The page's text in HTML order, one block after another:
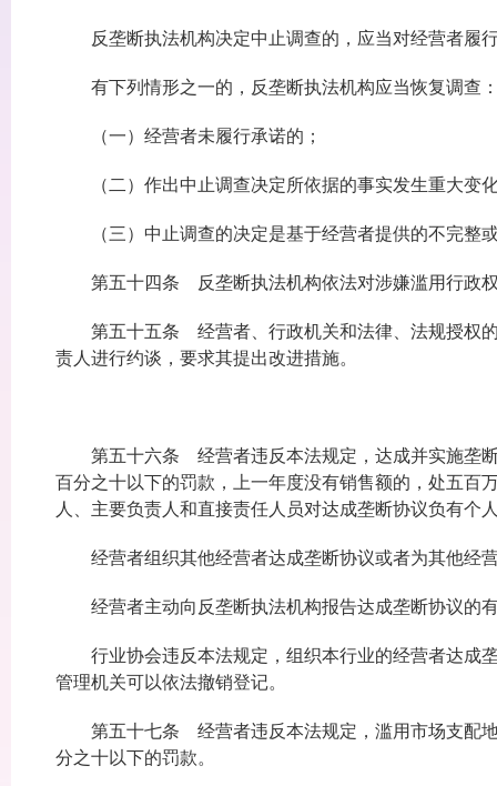
反垄断执法机构决定中止调查的，应当对经营者履行
有下列情形之一的，反垄断执法机构应当恢复调查
（一）经营者未履行承诺的；
（二）作出中止调查决定所依据的事实发生重大变
（三）中止调查的决定是基于经营者提供的不完整
第五十四条 反垄断执法机构依法对涉嫌滥用行政权
第五十五条 经营者、行政机关和法律、法规授权的
责人进行约谈，要求其提出改进措施。
第五十六条 经营者违反本法规定，达成并实施垄断
百分之十以下的罚款，上一年度没有销售额的，处五百
人、主要负责人和直接责任人员对达成垄断协议负有个
经营者组织其他经营者达成垄断协议或者为其他经
经营者主动向反垄断执法机构报告达成垄断协议的有
行业协会违反本法规定，组织本行业的经营者达成垄
管理机关可以依法撤销登记。
第五十七条 经营者违反本法规定，滥用市场支配地
分之十以下的罚款。